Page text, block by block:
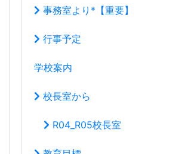
事務室より*【重要】
行事予定
学校案内
校長室から
R04_R05校長室